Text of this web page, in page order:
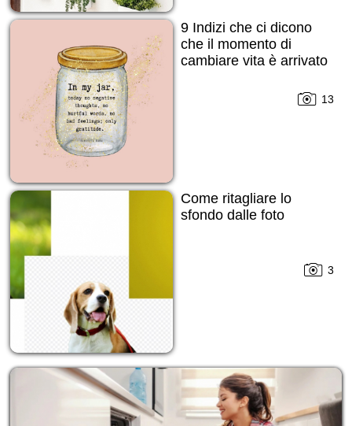
9 Indizi che ci dicono
che il momento di
cambiare vita è arrivato
13
Come ritagliare lo
sfondo dalle foto
3